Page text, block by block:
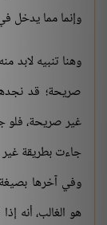
وإنما مما يدخل
وهنا تنبيه لابد
صريحة؛ قد
غير صريحة، فلو
جاءت بطريقة غير
وفي آخرها
هو الغالب، أنه